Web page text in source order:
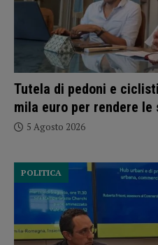
Tutela di pedoni e
mila euro per rendere
5 Agosto 2026
POLITICA